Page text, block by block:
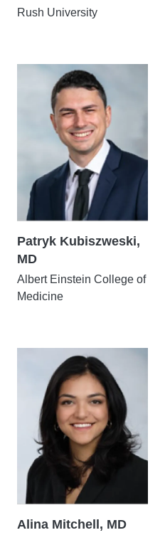
Rush University
Patryk Kubiszweski,
MD
Albert Einstein College of
Medicine
Alina Mitchell, MD